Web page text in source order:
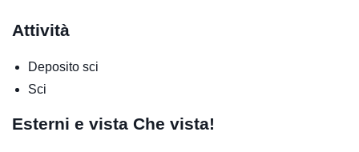
Attività
Deposito sci
Sci
Esterni e vista Che vista!